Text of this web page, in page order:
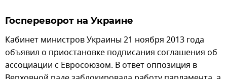
Госпереворот на Украине
Кабинет министров Украины 21 ноября 2013 года
объявил о приостановке подписания соглашения об
ассоциации с Евросоюзом. В ответ оппозиция в